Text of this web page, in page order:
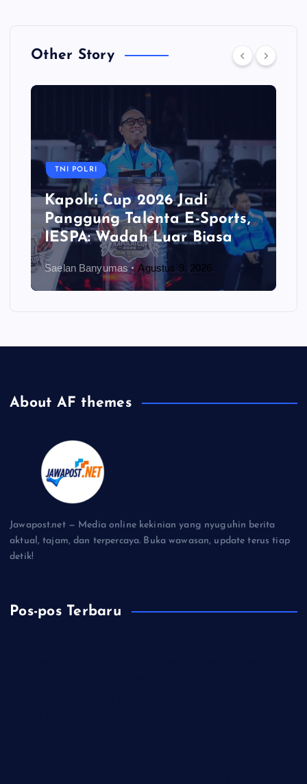
Other Story
TNI POLRI
Kapolri Cup 2026 Jadi
Panggung Talenta E-Sports,
IESPA: Wadah Luar Biasa
Saelan Banyumas Agustus 9, 2026
About AF themes
Jawapost.net — Media online kekinian yang nyuguhin berita
aktual, tajam, dan terpercaya. Buka wawasan, update terus tiap
detik!
Pos-pos Terbaru